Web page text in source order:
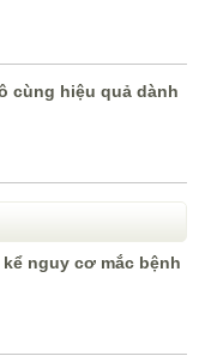
cùng hiệu quả dành
nguy cơ mắc bệnh